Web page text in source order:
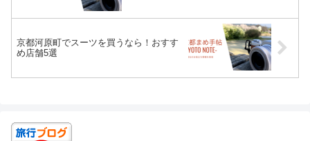
京都河原町でスーツを買うなら！おすす
め店舗5選